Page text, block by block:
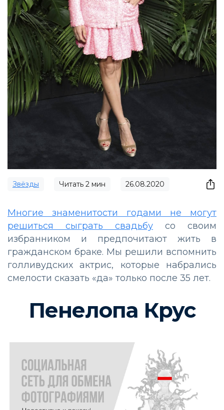
Звёзды Читать 2 мин 26.08.2020
Многие знаменитости годами не могут
решиться сыграть свадьбу со своим
избранником и предпочитают жить в
гражданском браке. Мы решили вспомнить
голливудских актрис, которые набрались
смелости сказать «да» только после 35 лет.
Пенелопа Крус